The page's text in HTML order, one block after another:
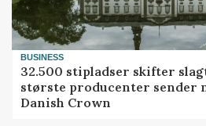
BUSINESS
32.500 stipladser skifter
største producenter sender
Danish Crown